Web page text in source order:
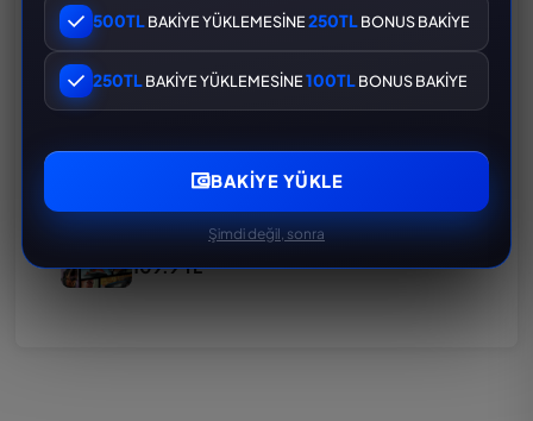
199.9 TL
169.9 TL
GTA 5 PC
109.9 TL
500TLBAKİYE YÜKLEMESİNE250TLBONUS BAKİYE
250TLBAKİYE YÜKLEMESİNE100TLBONUS BAKİYE
BAKIYE YÜKLE
Şimdi değil, sonra